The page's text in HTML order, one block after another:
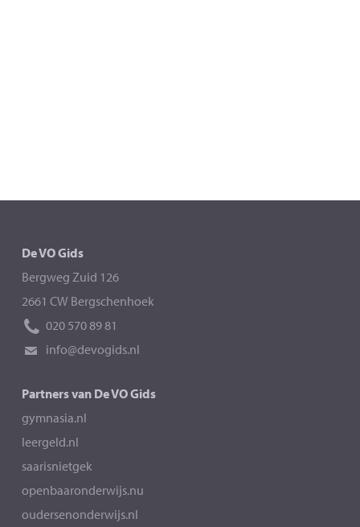
De VO Gids
Bergweg Zuid 126
2661 CW Bergschenhoek
020 570 89 81
info@devogids.nl
Partners van De VO Gids
gymnasia.nl
leergeld.nl
saarisnietgek
openbaaronderwijs.nu
oudersenonderwijs.nl